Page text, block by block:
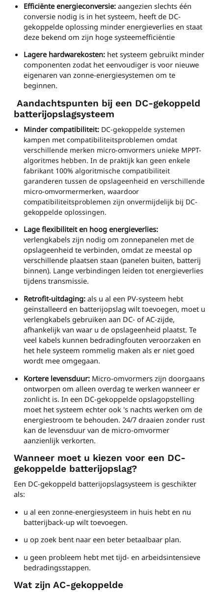
Efficiënte energieconversie: aangezien slechts één
conversie nodig is in het systeem, heeft de DC-
gekoppelde oplossing minder energieverlies en staat
deze bekend om zijn hoge systeemefficiëntie
Lagere hardwarekosten: het systeem gebruikt minder
componenten zodat het eenvoudiger is voor nieuwe
eigenaren van zonne-energiesystemen om te
beginnen.
Aandachtspunten bij een DC-gekoppeld
batterijopslagsysteem
Minder compatibiliteit: DC-gekoppelde systemen
kampen met compatibiliteitsproblemen omdat
verschillende merken micro-omvormers unieke MPPT-
algoritmes hebben. In de praktijk kan geen enkele
fabrikant 100% algoritmische compatibiliteit
garanderen tussen de opslageenheid en verschillende
micro-omvormermerken, waardoor
compatibiliteitsproblemen zijn onvermijdelijk bij DC-
gekoppelde oplossingen.
Lage flexibiliteit en hoog energieverlies:
verlengkabels zijn nodig om zonnepanelen met de
opslageenheid te verbinden, omdat ze meestal op
verschillende plaatsen staan (panelen buiten, batterij
binnen). Lange verbindingen leiden tot energieverlies
tijdens transmissie.
Retrofit-uitdaging: als u al een PV-systeem hebt
geïnstalleerd en batterijopslag wilt toevoegen, moet u
verlengkabels gebruiken aan DC- of AC-zijde,
afhankelijk van waar u de opslageenheid plaatst. Te
veel kabels kunnen bedradingfouten veroorzaken en
het hele systeem rommelig maken als er niet goed
wordt mee omgegaan.
Kortere levensduur: Micro-omvormers zijn doorgaans
ontworpen om alleen overdag te werken wanneer er
zonlicht is. In een DC-gekoppelde opslagopstelling
moet het systeem echter ook 's nachts werken om de
energiestroom te behouden. 24/7 draaien zonder rust
kan de levensduur van de micro-omvormer
aanzienlijk verkorten.
Wanneer moet u kiezen voor een DC-
gekoppelde batterijopslag?
Een DC-gekoppeld batterijopslagsysteem is geschikter
als:
u al een zonne-energiesysteem in huis hebt en nu
batterijback-up wilt toevoegen.
u op zoek bent naar een beter betaalbaar plan.
u geen probleem hebt met tijd- en arbeidsintensieve
bedradingsstappen.
Wat zijn AC-gekoppelde